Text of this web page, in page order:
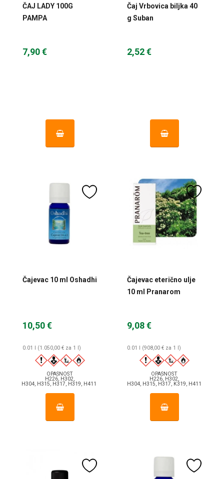
ČAJ LADY 100G
PAMPA
7,90 €
Čaj Vrbovica biljka 40
g Suban
2,52 €
Čajevac 10 ml Oshadhi
10,50 €
0.01 l (1.050,00 € za 1 l)
OPASNOST
H226, H302,
H304, H315, H317, H319, H411
Čajevac eterično ulje
10 ml Pranarom
9,08 €
0.01 l (908,00 € za 1 l)
OPASNOST
H226, H302,
H304, H315, H317, K319, H411